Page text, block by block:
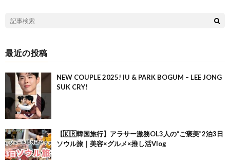
最近の投稿
NEW COUPLE 2025! IU & PARK BOGUM – LEE JONG
SUK CRY!
【🇰🇷韓国旅行】アラサー激務OL3人の“ご褒美”2泊3日
ソウル旅｜美容×グルメ×推し活Vlog